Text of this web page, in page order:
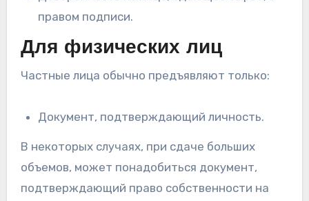
правом подписи.
Для физических лиц
Частные лица обычно предъявляют только:
Документ, подтверждающий личность.
В некоторых случаях, при сдаче больших
объемов, может понадобиться документ,
подтверждающий право собственности на